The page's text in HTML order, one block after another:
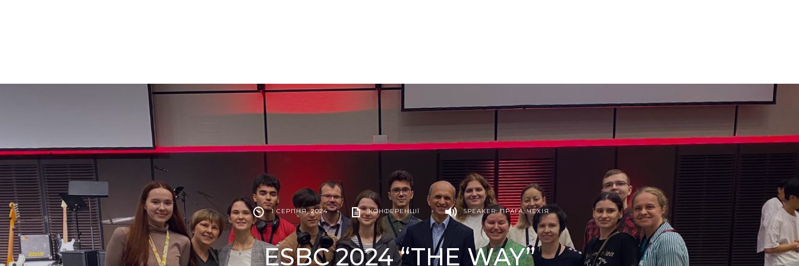
1 СЕРПНЯ, 2024 • КОНФЕРЕНЦІЇ • SPEAKER: ПРАГА, ЧЕХІЯ
ESBC 2024 “THE WAY”